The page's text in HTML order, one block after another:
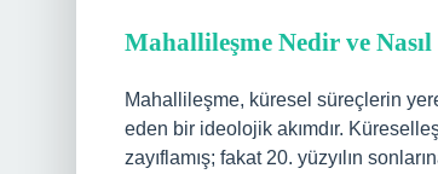
Mahallileşme Nedir ve Nasıl
Mahallileşme, küresel süreçlerin
eden bir ideolojik akımdır.
zayıflamış; fakat 20. yüzyılın